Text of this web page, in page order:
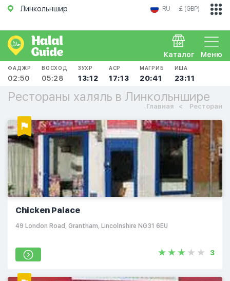
Линкольншир RU £ (GBP)
Меню
Каталог
ФАДЖР
02:50
ВОСХОД
05:28
ЗУХР
13:12
АСР
17:13
МАГРИБ
20:41
ИША
23:11
Рестораны халяль в Линкольншире
Главная Ресторан
Chicken Palace
49 London Road, Grantham, Lincolnshire NG31 6EU
3